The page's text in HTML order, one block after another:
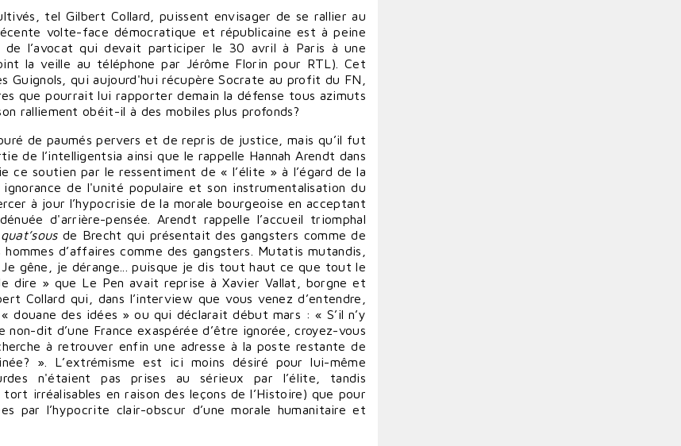
tel Gilbert Collard, puissent envisager de se rallier au
volte-face démocratique et républicaine est à peine
l’avocat qui devait participer le 30 avril à Paris à une
la veille au téléphone par Jérôme Florin pour RTL). Cet
Guignols, qui aujourd'hui récupère Socrate au profit du FN,
que pourrait lui rapporter demain la défense tous azimuts
ralliement obéit-il à des mobiles plus profonds?
de paumés pervers et de repris de justice, mais qu’il fut
de l’intelligentsia ainsi que le rappelle Hannah Arendt dans
ce soutien par le ressentiment de « l’élite » à l’égard de la
de l'unité populaire et son instrumentalisation du
à jour l’hypocrisie de la morale bourgeoise en acceptant
d'arrière-pensée. Arendt rappelle l’accueil triomphal
de Brecht qui présentait des gangsters comme de
d’affaires comme des gangsters. Mutatis mutandis,
gêne, je dérange... puisque je dis tout haut ce que tout le
dire » que Le Pen avait reprise à Xavier Vallat, borgne et
Collard qui, dans l’interview que vous venez d’entendre,
des idées » ou qui déclarait début mars : « S’il n’y
dit d’une France exaspérée d’être ignorée, croyez-vous
à retrouver enfin une adresse à la poste restante de
». L’extrémisme est ici moins désiré pour lui-même
n'étaient pas prises au sérieux par l’élite, tandis
irréalisables en raison des leçons de l’Histoire) que pour
par l’hypocrite clair-obscur d’une morale humanitaire et